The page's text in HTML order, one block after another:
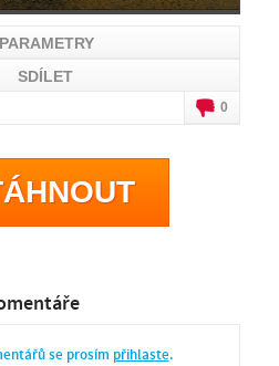
PARAMETRY
SDÍLET
0
se prosím přihlaste.